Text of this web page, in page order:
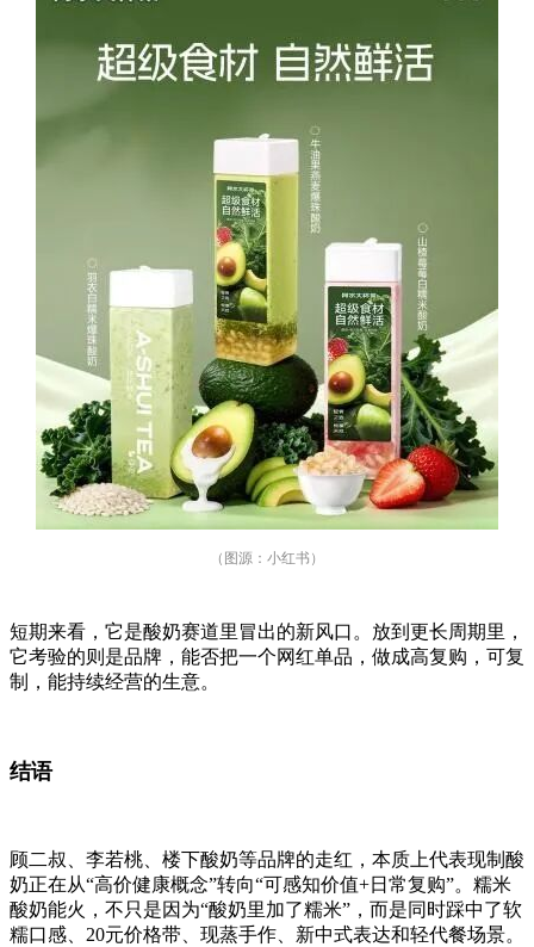
（图源：小红书）
短期来看，它是酸奶赛道里冒出的新风口。放到更长周期里，
它考验的则是品牌，能否把一个网红单品，做成高复购，可复
制，能持续经营的生意。
结语
顾二叔、李若桃、楼下酸奶等品牌的走红，本质上代表现制酸
奶正在从“高价健康概念”转向“可感知价值+日常复购”。糯米
酸奶能火，不只是因为“酸奶里加了糯米”，而是同时踩中了软
糯口感、20元价格带、现蒸手作、新中式表达和轻代餐场景。